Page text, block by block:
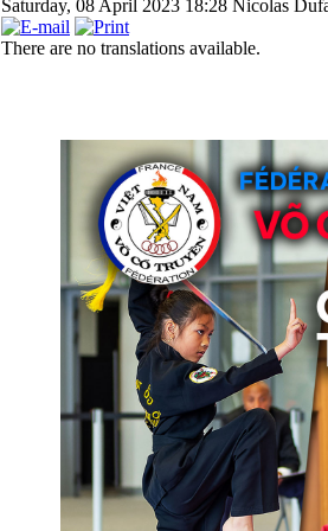
Saturday, 08 April 2023 18:28 Nicolas
There are no translations available.